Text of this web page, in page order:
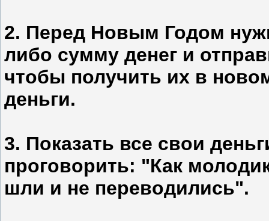
2. Перед Новым Годом
либо сумму денег и
чтобы получить их в
деньги.
3. Показать все свои
проговорить: "Как
шли и не переводились".